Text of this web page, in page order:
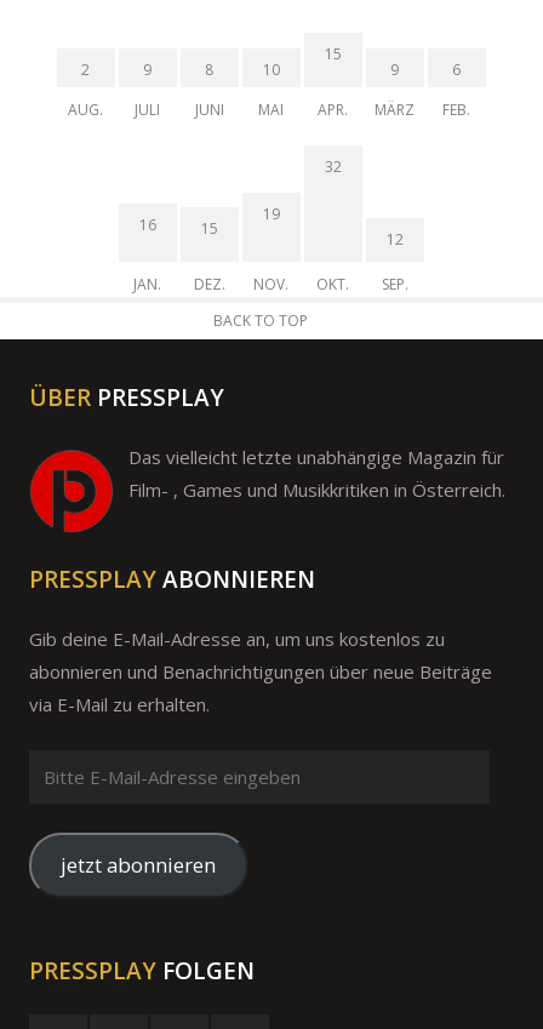
2
AUG.
9
JULI
8
JUNI
10
MAI
15
APR.
9
MÄRZ
6
FEB.
16
JAN.
15
DEZ.
19
NOV.
32
OKT.
12
SEP.
BACK TO TOP
ÜBER PRESSPLAY
Das vielleicht letzte unabhängige Magazin für
Film- , Games und Musikkritiken in Österreich.
PRESSPLAYABONNIEREN
Gib deine E-Mail-Adresse an, um uns kostenlos zu
abonnieren und Benachrichtigungen über neue Beiträge
via E-Mail zu erhalten.
Mail-
Adresse
eingeben
jetzt abonnieren
PRESSPLAY FOLGEN